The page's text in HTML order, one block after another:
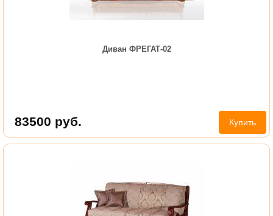
Диван ФРЕГАТ-02
83500 руб. Купить